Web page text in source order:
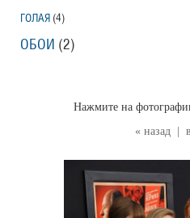
« назад
Нажмите на
ГОЛАЯ (4)
ОБОИ (2)